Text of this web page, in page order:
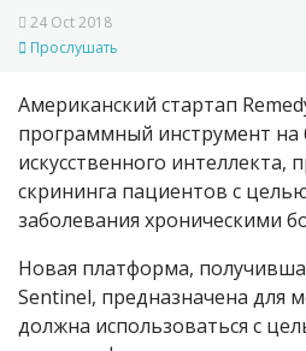
24 Oct 2018
Прослушать
Американский стартап
программный инструмент на
искусственного интеллекта,
скрининга пациентов с
заболевания хроническими
Новая платформа,
Sentinel, предназначена для
должна использоваться с